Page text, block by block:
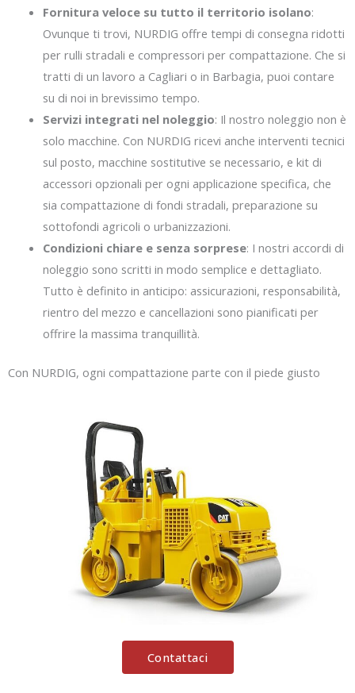
Fornitura veloce su tutto il territorio isolano:
Ovunque ti trovi, NURDIG offre tempi di consegna ridotti
per rulli stradali e compressori per compattazione. Che si
tratti di un lavoro a Cagliari o in Barbagia, puoi contare
su di noi in brevissimo tempo.
Servizi integrati nel noleggio: Il nostro noleggio non è
solo macchine. Con NURDIG ricevi anche interventi tecnici
sul posto, macchine sostitutive se necessario, e kit di
accessori opzionali per ogni applicazione specifica, che
sia compattazione di fondi stradali, preparazione su
sottofondi agricoli o urbanizzazioni.
Condizioni chiare e senza sorprese: I nostri accordi di
noleggio sono scritti in modo semplice e dettagliato.
Tutto è definito in anticipo: assicurazioni, responsabilità,
rientro del mezzo e cancellazioni sono pianificati per
offrire la massima tranquillità.
Con NURDIG, ogni compattazione parte con il piede giusto
Contattaci